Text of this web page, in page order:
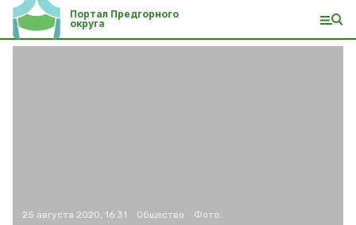
Портал Предгорного
округа
25 августа 2020, 16:31 Общество Фото: